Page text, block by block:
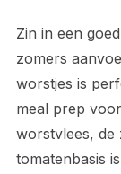
Zin in een
zomers
worstjes is
meal prep
worstvlees, de
tomatenbasis